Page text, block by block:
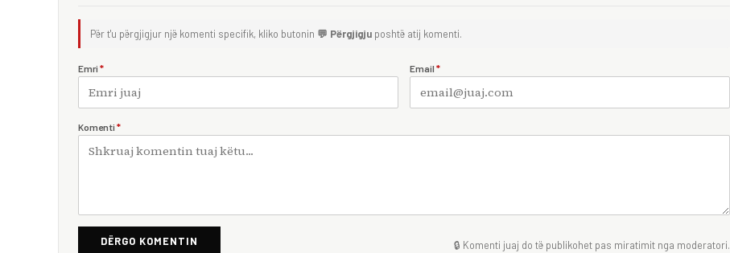
Për t'u përgjigjur një komenti specifik, kliko butonin 💬 Përgjigju poshtë atij komenti.
Emri * Email *
Komenti *
DËRGO KOMENTIN 🔒 Komenti juaj do të publikohet pas miratimit nga moderatori.